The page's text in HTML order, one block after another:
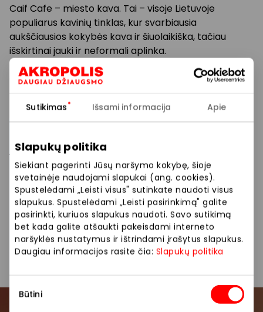
Sutikimas Išsami informacija Apie
Slapukų politika
Siekiant pagerinti Jūsų naršymo kokybę, šioje
svetainėje naudojami slapukai (ang. cookies).
Spustelėdami „Leisti visus" sutinkate naudoti visus
slapukus. Spustelėdami „Leisti pasirinkimą" galite
pasirinkti, kuriuos slapukus naudoti. Savo sutikimą
bet kada galite atšaukti pakeisdami interneto
naršyklės nustatymus ir ištrindami įrašytus slapukus.
Daugiau informacijos rasite čia: Slapukų politika
Sutikimo
pasirinkimas
Būtini
Caif Cafe – miesto kava. Tai – visoje Lietuvoje
populiarus kavinių tinklas, kur svarbiausia
aukščiausios kokybės kava ir šiuolaikiška, tačiau
išskirtinai jauki ir neformali aplinka.
Čia visada rasi platų asortimentą šviežios kavos –
paruoš profesionalūs Caif Cafe baristos.
jaukioje aplinkoje, – Caif Cafe visada laukia
vertinančių kokybišką kavą.
Siūlome platų maisto pasirinkimą: kava, pusryčiai,
bandelės, sumuštiniai, desertai.
Kavinės Restoranai ir kavinės